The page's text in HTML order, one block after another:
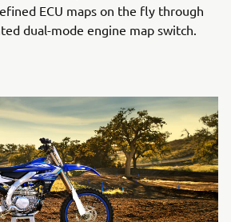
ECU maps on the fly through
dual-mode engine map switch.